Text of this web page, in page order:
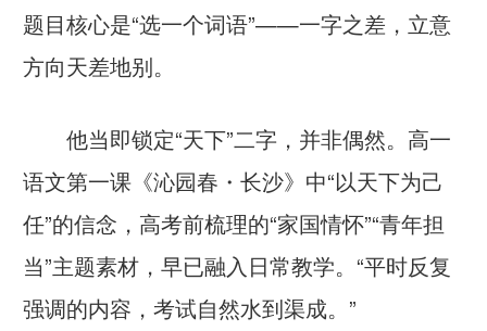
题目核心是“选一个词语”——一字之差，立意
方向天差地别。
他当即锁定“天下”二字，并非偶然。高一
语文第一课《沁园春・长沙》中“以天下为己
任”的信念，高考前梳理的“家国情怀”“青年担
当”主题素材，早已融入日常教学。“平时反复
强调的内容，考试自然水到渠成。”